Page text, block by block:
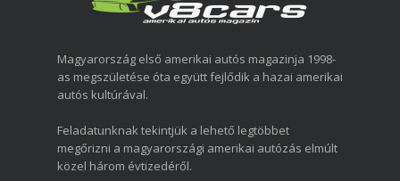
Magyarország első amerikai autós magazinja 1998-
as megszületése óta együtt fejlődik a hazai amerikai
autós kultúrával.
Feladatunknak tekintjük a lehető legtöbbet
megőrizni a magyarországi amerikai autózás elmúlt
közel három évtizedéről.